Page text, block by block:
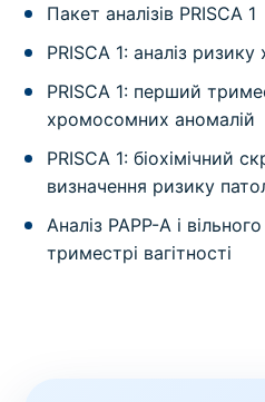
Пакет аналізів PRISCA 1
PRISCA 1: аналіз
PRISCA 1: перший
хромосомних аномалій
PRISCA 1: біохімічний
визначення ризику
Аналіз PAPP-A і
триместрі вагітності